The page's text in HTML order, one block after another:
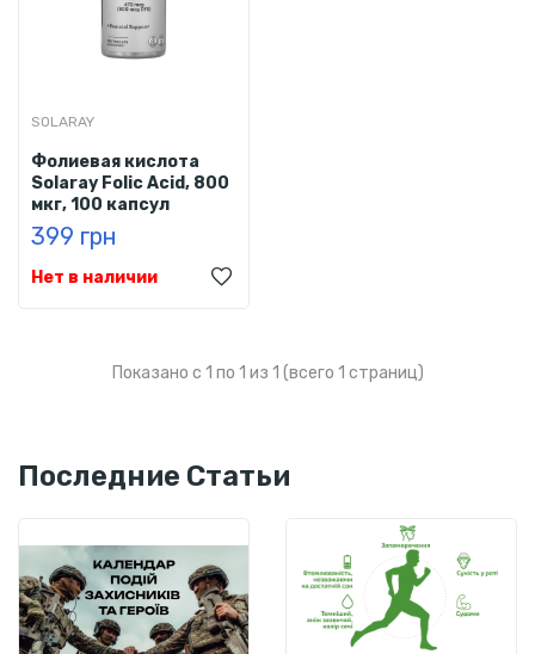
SOLARAY
Фолиевая кислота
Solaray Folic Acid, 800
мкг, 100 капсул
399 грн
Нет в наличии
Показано с 1 по 1 из 1 (всего 1 страниц)
Последние Статьи